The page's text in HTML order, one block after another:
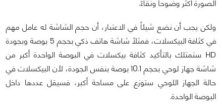
الصورة أكثر وضوحاً ونقاءً.
ولكن يجب أن نضع شيئاً في الاعتبار، أن حجم الشاشة له عامل مهم
في كثافة البيكسلات، فمثلاً شاشة هاتف ذكي بحجم 5 بوصة وبجودة
HD ستمتلك بالتأكيد كثافة بيكسلات في البوصة الواحدة أكبر من
شاشة جهاز لوحي بحجم 10.1 بوصة بنفس الجودة، لأن البيكسلات في
حالة الجهاز اللوحي ستوزع على مساحة أكبر، فسيقل عددها داخل
البوصة الواحدة.